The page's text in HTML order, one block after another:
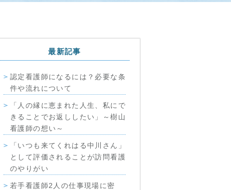
最新記事
認定看護師になるには？必要な条
件や流れについて
「人の縁に恵まれた人生、私にで
きることでお返ししたい」～樹山
看護師の想い～
「いつも来てくれはる中川さん」
として評価されることが訪問看護
のやりがい
若手看護師2人の仕事現場に密